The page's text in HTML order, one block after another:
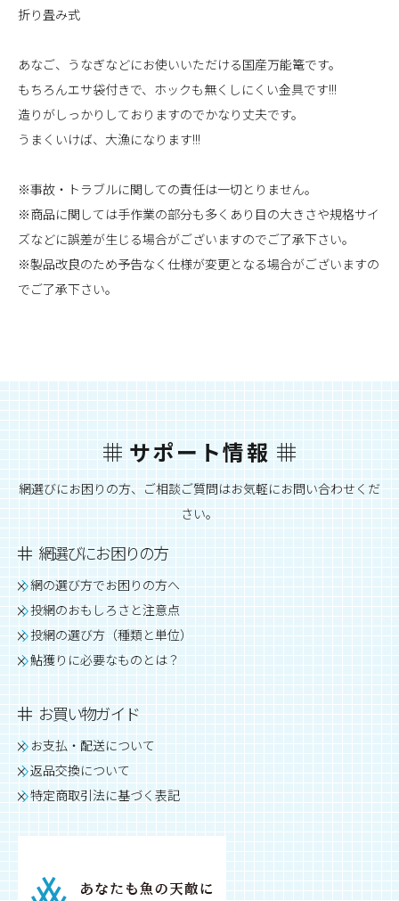
折り畳み式
あなご、うなぎなどにお使いいただける国産万能篭です。
もちろんエサ袋付きで、ホックも無くしにくい金具です!!!
造りがしっかりしておりますのでかなり丈夫です。
うまくいけば、大漁になります!!!
※事故・トラブルに関しての責任は一切とりません。
※商品に関しては手作業の部分も多くあり目の大きさや規格サイ
ズなどに誤差が生じる場合がございますのでご了承下さい。
※製品改良のため予告なく仕様が変更となる場合がございますの
でご了承下さい。
サポート情報
網選びにお困りの方、ご相談ご質問はお気軽にお問い合わせくだ
さい。
網選びにお困りの方
網の選び方でお困りの方へ
投網のおもしろさと注意点
投網の選び方（種類と単位）
鮎獲りに必要なものとは？
お買い物ガイド
お支払・配送について
返品交換について
特定商取引法に基づく表記